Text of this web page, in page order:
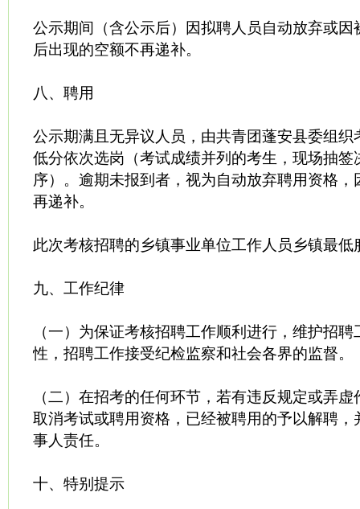
公示期间（含公示后）因拟聘人员自动放弃或因
后出现的空额不再递补。
八、聘用
公示期满且无异议人员，由共青团蓬安县委组织
低分依次选岗（考试成绩并列的考生，现场抽签
序）。逾期未报到者，视为自动放弃聘用资格
再递补。
此次考核招聘的乡镇事业单位工作人员乡镇最低
九、工作纪律
（一）为保证考核招聘工作顺利进行，维护招
性，招聘工作接受纪检监察和社会各界的监督。
（二）在招考的任何环节，若有违反规定或弄
取消考试或聘用资格，已经被聘用的予以解聘，
事人责任。
十、特别提示